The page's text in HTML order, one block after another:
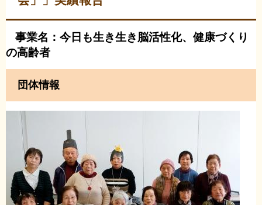
事業名：今日も生き生き脳活性化、健康づくり
の高齢者
団体情報